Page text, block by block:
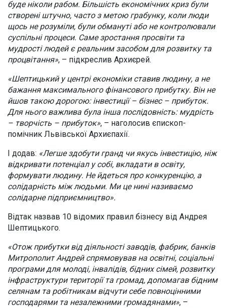
буде ніколи рабом. Більшість економічних криз були
створені штучно, часто з метою грабунку, коли люди
щось не розуміли, були обмануті або не контролювали
суспільні процеси. Саме зростання просвіти та
мудрості людей є реальним засобом для розвитку та
процвітання», – підкреслив Архиєрей.
«Шептицький у центрі економіки ставив людину, а не
бажання максимального фінансового прибутку. Він не
йшов такою дорогою: інвестиції – бізнес – прибуток.
Для нього важлива була інша послідовність: мудрість
– творчість – прибуток», – наголосив єпископ-
помічник Львівської Архиєпахії.
І додав: «Легше здобути гранд чи якусь інвестицію, ніж
відкривати потенціал у собі, вкладати в освіту,
формувати людину. Не йдеться про конкуренцію, а
солідарність між людьми. Ми це нині називаємо
солідарне підприємництво».
Відтак назвав 10 відомих правил бізнесу від Андрея
Шептицького.
«Отож прибутки від діяльності заводів, фабрик, банків
Митрополит Андрей спрямовував на освітні, соціальні
програми для молоді, інвалідів, бідних сімей, розвитку
інфраструктури території та громад, допомагав бідним
селянам та робітникам відчути себе повноцінними
господарями та незалежними громадянами», –